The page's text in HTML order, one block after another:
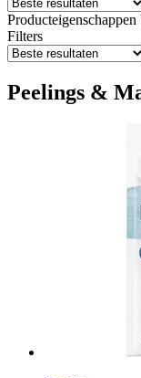
Producteigenschappen
Filters
Peelings &